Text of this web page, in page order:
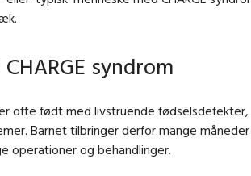
syndrom
ofte født med livstruende
Barnet tilbringer derfor mange måneder
operationer og behandlinger.